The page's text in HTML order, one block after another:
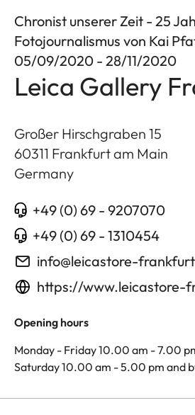
Chronist unserer Zeit - 25
Fotojournalismus von Kai
05/09/2020 - 28/11/2020
Leica Gallery
Großer Hirschgraben 15
60311 Frankfurt am Main
Germany
+49 (0) 69 - 9207070
+49 (0) 69 - 1310454
info@leicastore-
https://www.leicastore-
Opening hours
Monday - Friday 10.00 am - 7.00
Saturday 10.00 am - 5.00 pm and